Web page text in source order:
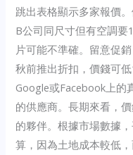
跳出表格顯示多家報價
B公司同尺寸但有空調要
片可能不準確。留意促
秋前推出折扣，價錢可
Google或Facebook上的
的供應商。長期來看，
的夥伴。根據市場數據
算，因為土地成本較低